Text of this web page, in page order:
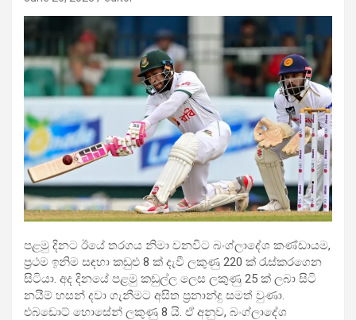
පළමු දිනට ඊයේ තරගය නිමා වනවිට බංග්ලාදේශ කණ්ඩායම,
ප්‍රථම ඉනිම සඳහා කඩුළු 8 ක් දැවී ලකුණු 220 ක් රැස්කරගෙන
සිටියා. අද දිනයේ පළමු කඩුල්ල ලෙස ලකුණු 25 ක් ලබා සිටි
නයීම් හසන් දවා ගැනීමට අසිත ප්‍රනාන්දු සමත් වුණා.
එබඩොට් ‍හොසේන් ලකුණු 8 යි. ඒ අනුව, බංග්ලාදේශ